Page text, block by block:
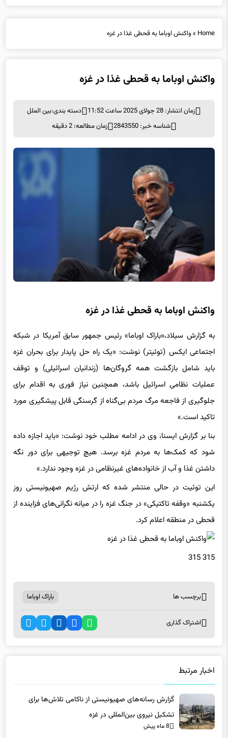
Home
» واکنش اوباما به قحطی غذا در غزه
واکنش اوباما به قحطی غذا در غزه
زمان انتشار: 28 جولای 2025 ساعت 11:52 دسته بندی:بین الملل
شناسه خبر: 2843550
زمان مطالعه: 2 دقیقه
واکنش اوباما به قحطی غذا در غزه
به گزارش سیلاد،«باراک اوباما» رئیس جمهور سابق آمریکا در شبکه
اجتماعی ایکس (توئیتر) نوشت: «یک راه حل پایدار برای بحران غزه
باید شامل بازگشت همه گروگان‌ها (زندانیان اسرائیلی) و توقف
عملیات نظامی اسرائیل باشد، همچنین نیاز فوری به اقدام برای
جلوگیری از فاجعه مرگ مردم بی‌گناه از گرسنگی قابل پیشگیری مورد
تاکید است.»
بنا بر گزارش ایسنا، وی در ادامه مطلب خود نوشت: «باید اجازه داده
شود که کمک‌ها به مردم غزه برسد. هیچ توجیهی برای دور نگه
داشتن غذا و آب از خانواده‌های غیرنظامی در غزه وجود ندارد.»
این توئیت در حالی منتشر شده که ارتش رژیم صهیونیستی روز
یکشنبه «وقفه تاکتیکی» در جنگ غزه را در میانه نگرانی‌های فزاینده از
قحطی در منطقه اعلام کرد.
315 315
برچسب ها باراک اوباما
اشتراک گذاری
اخبار مرتبط
گزارش رسانه‌های صهیونیستی از ناکامی تلاش‌ها برای
تشکیل نیروی بین‌المللی در غزه
8 ماه پیش